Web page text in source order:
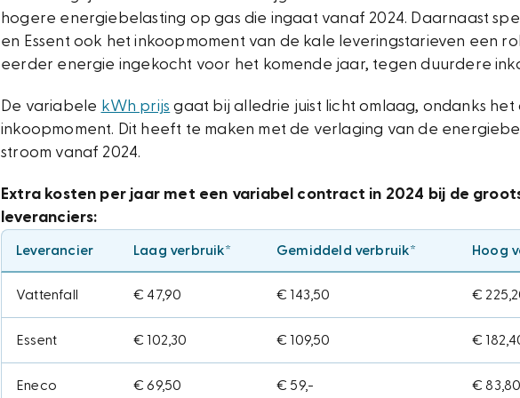
hogere energiebelasting op gas die ingaat vanaf 2024. Daarnaast
en Essent ook het inkoopmoment van de kale leveringstarieven een
eerder energie ingekocht voor het komende jaar, tegen duurdere
De variabele kWh prijs gaat bij alledrie juist licht omlaag, ondanks
inkoopmoment. Dit heeft te maken met de verlaging van de
stroom vanaf 2024.
Extra kosten per jaar met een variabel contract in 2024 bij de
leveranciers:
Leverancier Laag verbruik* Gemiddeld verbruik* Hoog
Vattenfall € 47,90 € 143,50 €
Essent € 102,30 € 109,50 €
Eneco € 69,50 € 59,- €